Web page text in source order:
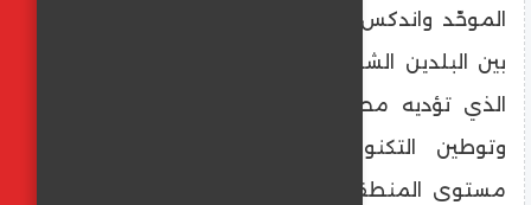
الموحّد واندكس مثالاً حيّاً على التعاون البنّاء
بين البلدين الشقيقين، وتعزيزاً للدور المحوري
الذي تؤديه مصر في دعم الصناعة الطبية،
وتوطين التكنولوجيا، وتمكين الابتكار على
مستوى المنطقة. ويمثّل هذا التكريم فرصة